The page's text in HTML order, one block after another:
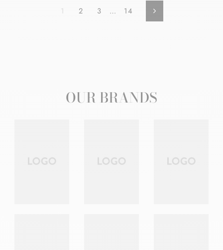
1 2 3 … 14 Volgende
OUR BRANDS